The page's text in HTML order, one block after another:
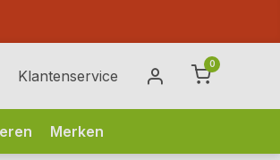
Klantenservice
0
Merken